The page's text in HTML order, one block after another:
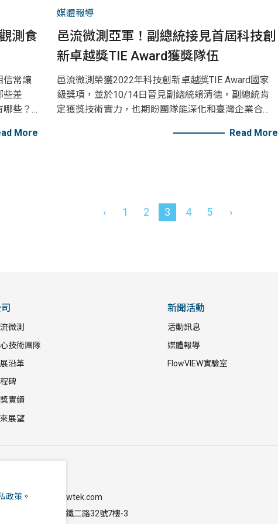
測食
信常讓
些差
些？
More
媒體報導
邑流微測亞軍！副總統接見首屆科技創
新卓越獎TIE Award獲獎隊伍
邑流微測榮獲2022年科技創新卓越獎TIE Award國家
級獎項，並於10/14日晉見副總統賴清德，副總統肯
定獲獎技術實力，也期盼團隊能深化和臺灣企業合
Read More
‹ 1 2 3 4 5 ›
微測
技術團隊
沿革
碑
實績
展望
新聞活動
活動訊息
媒體報導
FlowVIEW實驗室
新竹縣竹北市高鐵二路32號7樓-3
政策 。